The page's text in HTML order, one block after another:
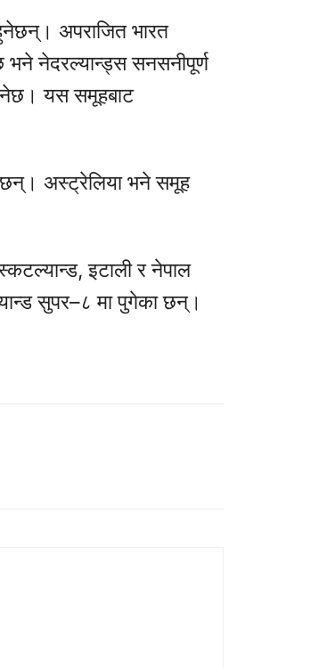
अपराजित भारत
भने नेदरल्यान्ड्स सनसनीपूर्ण
यस समूहबाट
छन्। अस्ट्रेलिया भने समूह
इटाली र नेपाल
सुपर–८ मा पुगेका छन्।